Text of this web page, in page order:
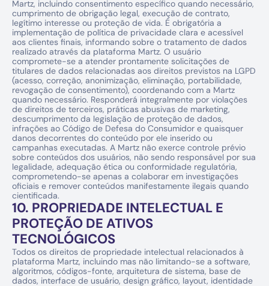
Martz, incluindo consentimento específico quando necessário,
cumprimento de obrigação legal, execução de contrato,
legítimo interesse ou proteção de vida. É obrigatória a
implementação de política de privacidade clara e acessível
aos clientes finais, informando sobre o tratamento de dados
realizado através da plataforma Martz. O usuário
compromete-se a atender prontamente solicitações de
titulares de dados relacionadas aos direitos previstos na LGPD
(acesso, correção, anonimização, eliminação, portabilidade,
revogação de consentimento), coordenando com a Martz
quando necessário. Responderá integralmente por violações
de direitos de terceiros, práticas abusivas de marketing,
descumprimento da legislação de proteção de dados,
infrações ao Código de Defesa do Consumidor e quaisquer
danos decorrentes do conteúdo por ele inserido ou
campanhas executadas. A Martz não exerce controle prévio
sobre conteúdos dos usuários, não sendo responsável por sua
legalidade, adequação ética ou conformidade regulatória,
comprometendo-se apenas a colaborar em investigações
oficiais e remover conteúdos manifestamente ilegais quando
cientificada.
10. PROPRIEDADE INTELECTUAL E
PROTEÇÃO DE ATIVOS
TECNOLÓGICOS
Todos os direitos de propriedade intelectual relacionados à
plataforma Martz, incluindo mas não limitando-se a software,
algoritmos, códigos-fonte, arquitetura de sistema, base de
dados, interface de usuário, design gráfico, layout, identidade